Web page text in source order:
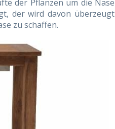
der Pflanzen um die Nase
der wird davon überzeugt
zu schaffen.